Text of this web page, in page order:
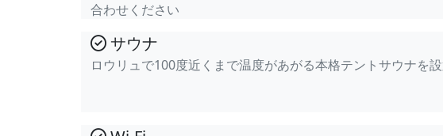
合わせください
サウナ
ロウリュで100度近くまで温度があがる本格テントサウナを